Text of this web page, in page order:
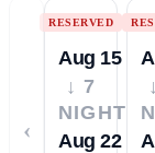
‹
RESERVED
Aug 15
↓ 7
NIGHTS
Aug 22